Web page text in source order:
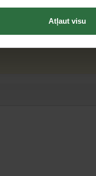
Atļaut visu